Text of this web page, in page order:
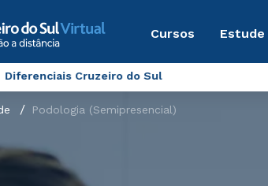
Cursos
Diferenciais Cruzeiro do Sul
Podologia (Semipresencial)